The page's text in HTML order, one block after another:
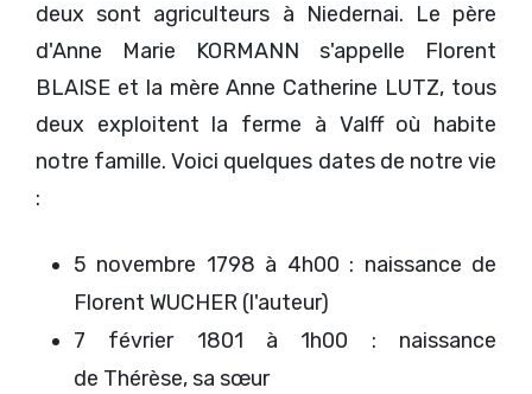
deux sont agriculteurs à Niedernai. Le père
d'Anne Marie KORMANN s'appelle Florent
BLAISE et la mère Anne Catherine LUTZ, tous
deux exploitent la ferme à Valff où habite
notre famille. Voici quelques dates de notre vie
:
5 novembre 1798 à 4h00 : naissance de
Florent WUCHER (l'auteur)
7 février 1801 à 1h00 : naissance
de Thérèse, sa sœur